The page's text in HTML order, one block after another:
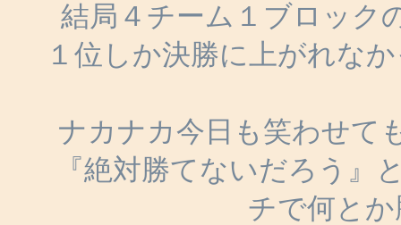
結局４チーム１ブロック
１位しか決勝に上がれな
ナカナカ今日も笑わせて
『絶対勝てないだろう』
チで何と